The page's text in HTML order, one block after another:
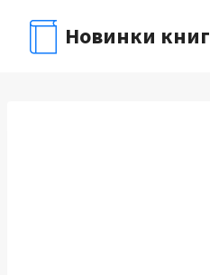
содержимому
Новинки книг